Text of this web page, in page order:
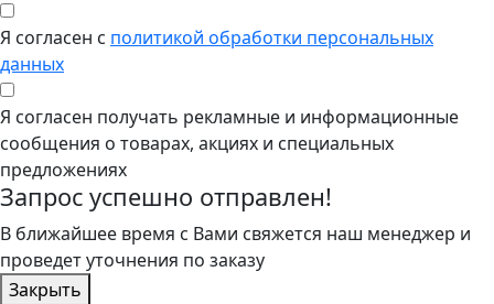
Я согласен с политикой обработки персональных
данных
Я согласен получать рекламные и информационные
сообщения о товарах, акциях и специальных
предложениях
Запрос успешно отправлен!
В ближайшее время с Вами свяжется наш менеджер и
проведет уточнения по заказу
Закрыть